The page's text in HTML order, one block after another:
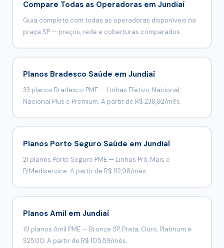
Compare Todas as Operadoras em Jundiaí
Guia completo com todas as operadoras disponíveis na
praça SP — preços, rede e coberturas comparados.
Planos Bradesco Saúde em Jundiaí
33 planos Bradesco PME — Linhas Efetivo, Nacional,
Nacional Plus e Premium. A partir de R$ 238,92/mês.
Planos Porto Seguro Saúde em Jundiaí
21 planos Porto Seguro PME — Linhas Pró, Mais e
P/Mediservice. A partir de R$ 112,98/mês.
Planos Amil em Jundiaí
19 planos Amil PME — Bronze SP, Prata, Ouro, Platinum e
S2500. A partir de R$ 105,59/mês.